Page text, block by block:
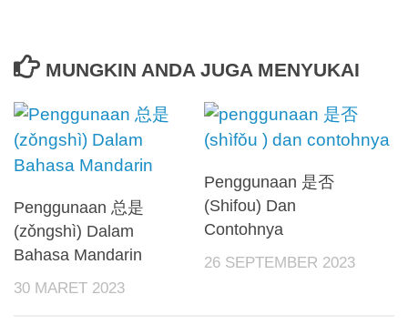
MUNGKIN ANDA JUGA MENYUKAI
Penggunaan 总是
(zǒngshì) Dalam
Bahasa Mandarin
30 MARET 2023
Penggunaan 是否
(Shifou) Dan
Contohnya
26 SEPTEMBER 2023